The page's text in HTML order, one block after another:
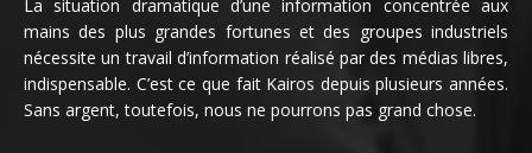
La situation dramatique d’une information concentrée aux
mains des plus grandes fortunes et des groupes industriels
nécessite un travail d’information réalisé par des médias libres,
indispensable. C’est ce que fait Kairos depuis plusieurs années.
Sans argent, toutefois, nous ne pourrons pas grand chose.